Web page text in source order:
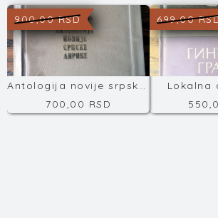
900,00 RSD
Antologija novije srpske književnosti
700,00 RSD
699,00
Lokalna